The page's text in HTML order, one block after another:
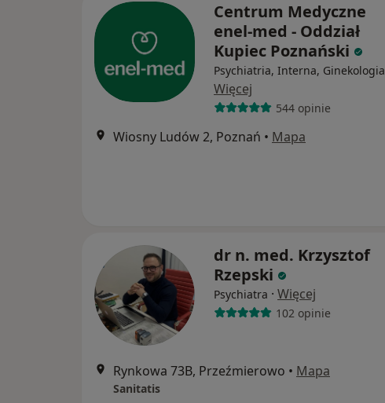
Centrum Medyczne
enel-med - Oddział
Kupiec Poznański
Psychiatria, Interna, Ginekologia
Więcej
544 opinie
Wiosny Ludów 2, Poznań • Mapa
dr n. med. Krzysztof
Rzepski
Psychiatra · Więcej
102 opinie
Rynkowa 73B, Przeźmierowo • Mapa
Sanitatis